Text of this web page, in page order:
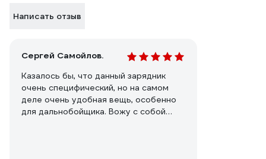
Написать отзыв
Сергей Самойлов.
Казалось бы, что данный зарядник
очень специфический, но на самом
деле очень удобная вещь, особенно
для дальнобойщика. Вожу с собой